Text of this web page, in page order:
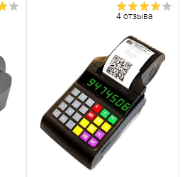
4 отзыва